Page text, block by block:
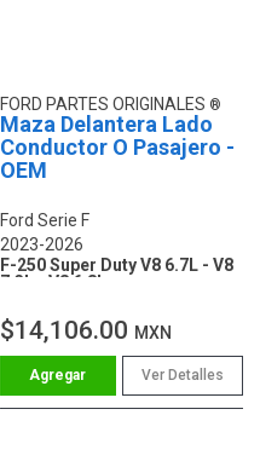
FORD PARTES ORIGINALES
Maza Delantera Lado
Conductor O Pasajero -
OEM
Ford Serie F
2023-2026
F-250 Super Duty V8 6.7L - V8
7.3L - V8 6.8L
$14,106.00 MXN
Ver Detalles